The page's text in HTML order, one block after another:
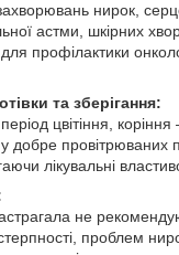
нирок,
астми, шкірних
профілактики
та зберігання:
цвітіння,
добре провітрюваних
лікувальні
не
проблем